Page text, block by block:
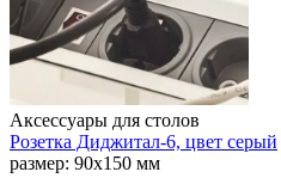
Аксессуары для столов
Розетка Диджитал-6, цвет серый
размер: 90х150 мм